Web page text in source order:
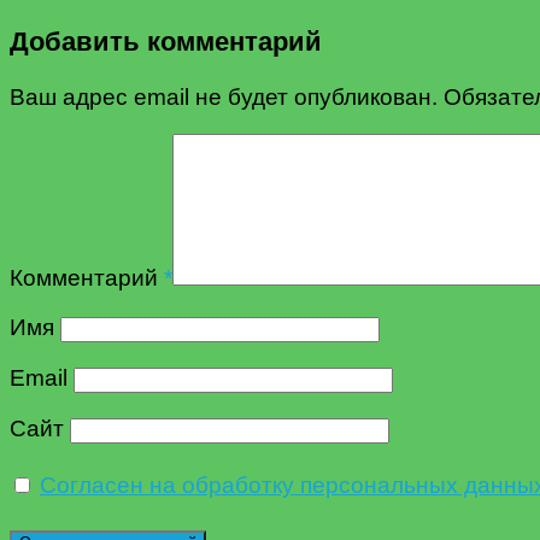
Добавить комментарий
Ваш адрес email не будет опубликован.
Комментарий *
Имя
Email
Сайт
Согласен на обработку персональных